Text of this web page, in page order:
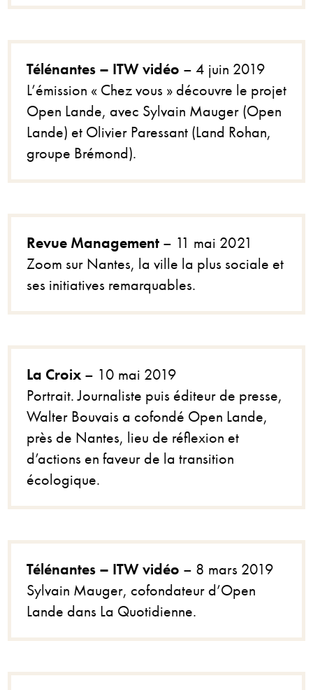
Télénantes – ITW vidéo – 4 juin 2019
L’émission « Chez vous » découvre le projet
Open Lande, avec Sylvain Mauger (Open
Lande) et Olivier Paressant (Land Rohan,
groupe Brémond).
Revue Management – 11 mai 2021
Zoom sur Nantes, la ville la plus sociale et
ses initiatives remarquables.
La Croix – 10 mai 2019
Portrait. Journaliste puis éditeur de presse,
Walter Bouvais a cofondé Open Lande,
près de Nantes, lieu de réflexion et
d’actions en faveur de la transition
écologique.
Télénantes – ITW vidéo – 8 mars 2019
Sylvain Mauger, cofondateur d’Open
Lande dans La Quotidienne.